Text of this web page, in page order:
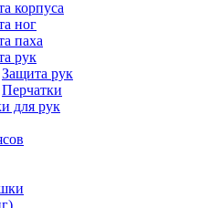
корпуса
ног
паха
рук
Защита рук
Перчатки
для рук